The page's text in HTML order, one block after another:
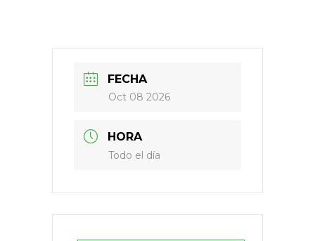
FECHA
Oct 08 2026
HORA
Todo el día